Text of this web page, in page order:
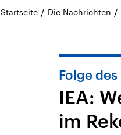
Hörspiel und Feature
Landtagswahl Sachsen-
Anhalt 2026
Startseite / Die Nachrichten /
Folge
IEA:
im